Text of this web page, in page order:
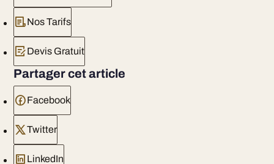
Nos Tarifs
Devis Gratuit
Partager cet article
Facebook
Twitter
LinkedIn